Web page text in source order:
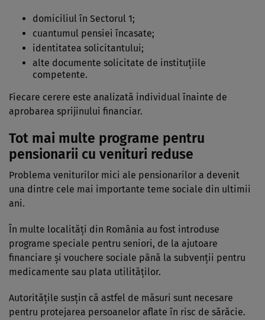
domiciliul în Sectorul 1;
cuantumul pensiei încasate;
identitatea solicitantului;
alte documente solicitate de instituțiile
competente.
Fiecare cerere este analizată individual înainte de
aprobarea sprijinului financiar.
Tot mai multe programe pentru
pensionarii cu venituri reduse
Problema veniturilor mici ale pensionarilor a devenit
una dintre cele mai importante teme sociale din ultimii
ani.
În multe localități din România au fost introduse
programe speciale pentru seniori, de la ajutoare
financiare și vouchere sociale până la subvenții pentru
medicamente sau plata utilităților.
Autoritățile susțin că astfel de măsuri sunt necesare
pentru protejarea persoanelor aflate în risc de sărăcie.